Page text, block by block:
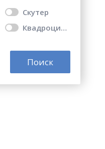
Скутер
Квадроцикл
Поиск